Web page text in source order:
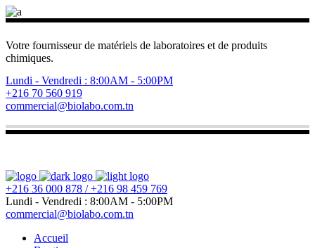
Votre fournisseur de matériels de laboratoires et de produits
chimiques.
Lundi - Vendredi : 8:00AM - 5:00PM
+216 70 560 919
commercial@biolabo.com.tn
+216 36 000 878 / +216 98 459 769
Lundi - Vendredi : 8:00AM - 5:00PM
commercial@biolabo.com.tn
Accueil